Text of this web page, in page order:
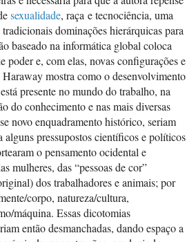
sexualidade, raça e tecnociência, uma
tradicionais dominações hierárquicas para
baseado na informática global coloca
poder e, com elas, novas configurações e
mostra como o desenvolvimento
presente no mundo do trabalho, na
do conhecimento e nas mais diversas
novo enquadramento histórico, seriam
alguns pressupostos científicos e políticos
o pensamento ocidental e
mulheres, das “pessoas de cor”
dos trabalhadores e animais; por
corpo, natureza/cultura,
máquina. Essas dicotomias
então desmanchadas, dando espaço a